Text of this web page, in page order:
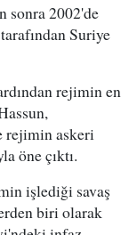
sonra 2002'de
Suriye
rejimin en
rejimin askeri
öne çıktı.
işlediği savaş
biri olarak